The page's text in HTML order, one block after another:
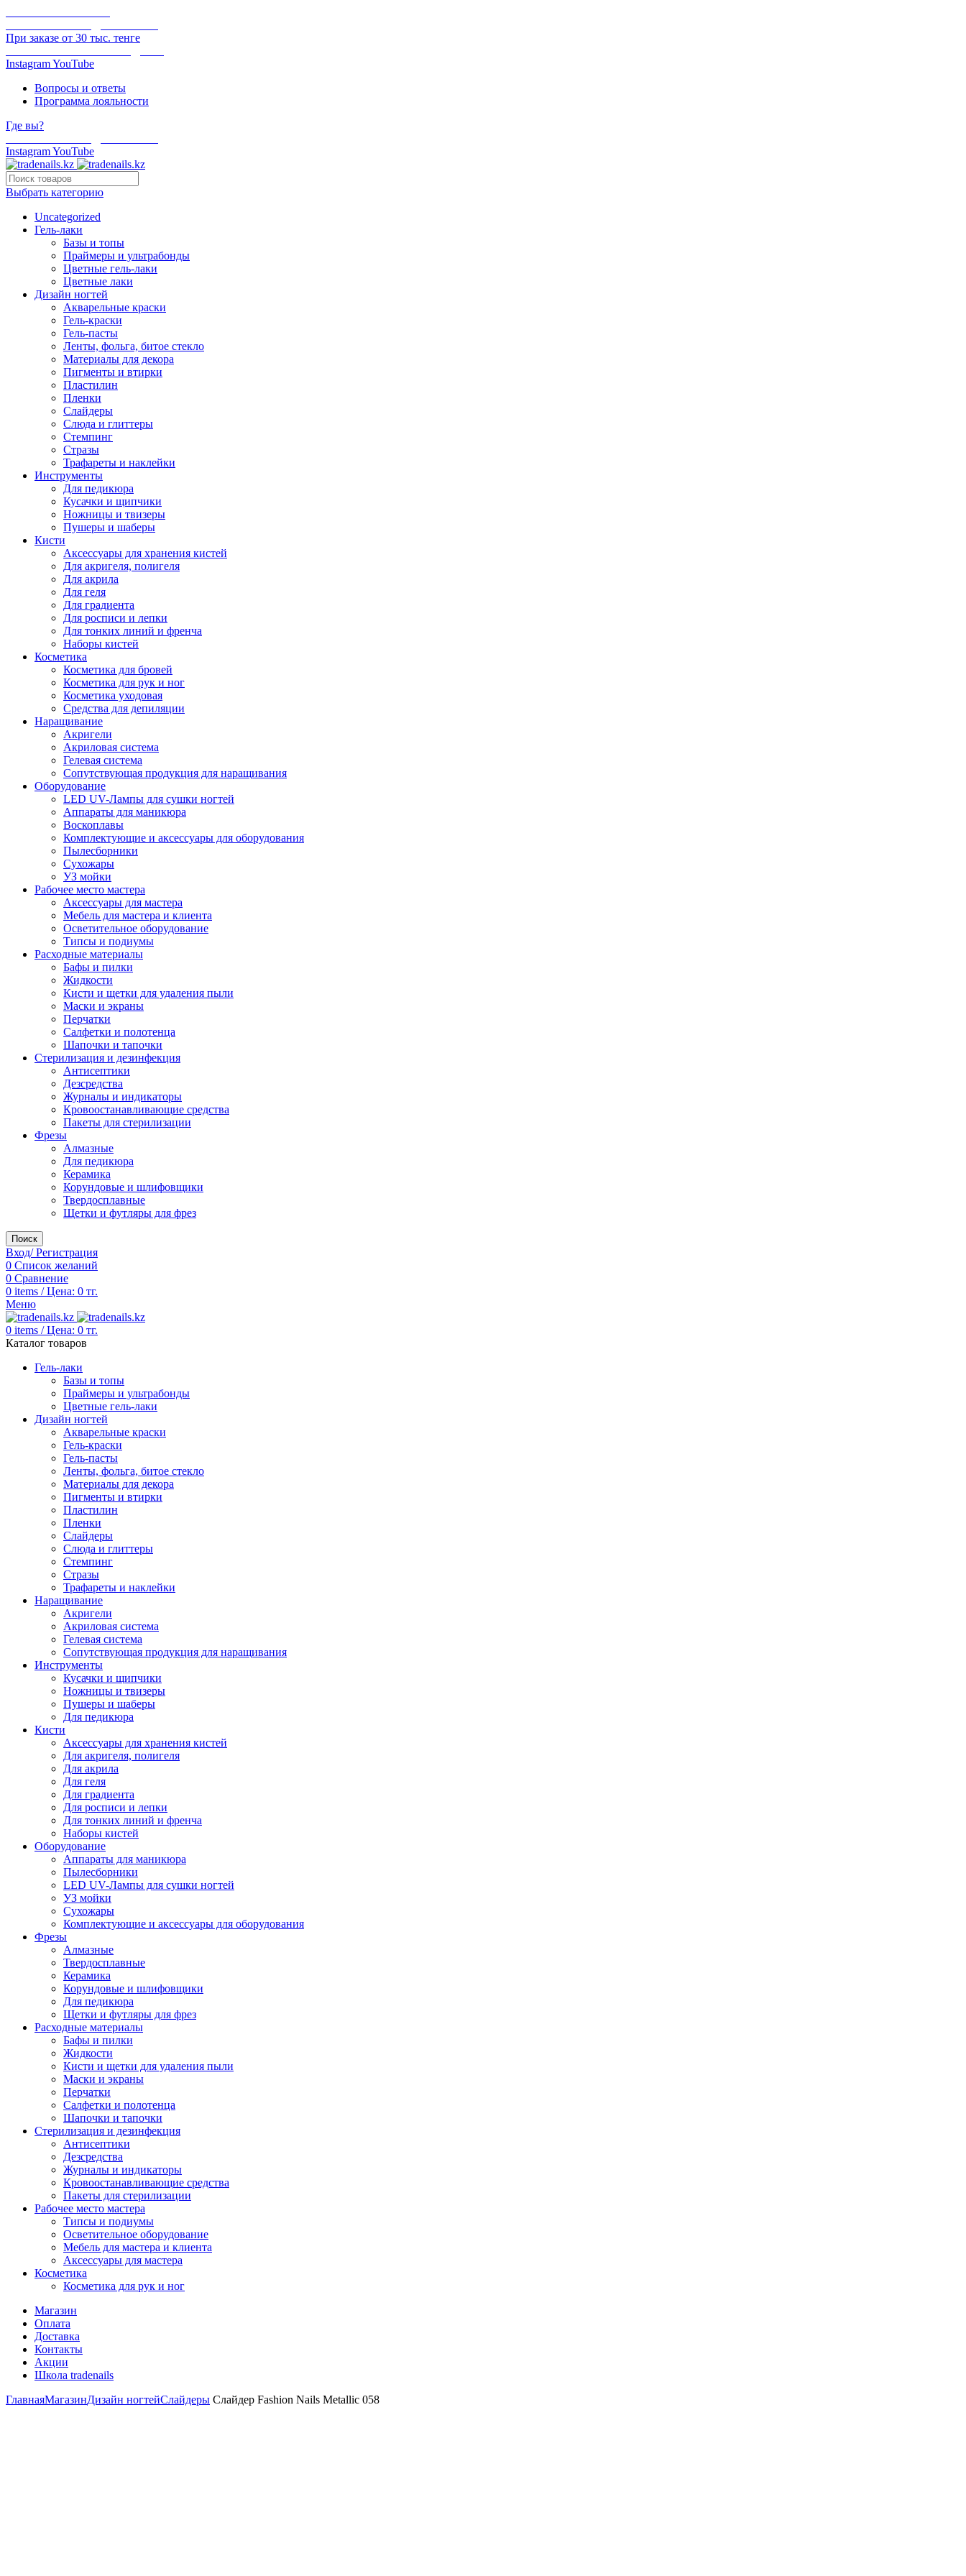
При заказе от 30 тыс. тенге
InstagramYouTube
Вопросы и ответы
Программа лояльности
Где вы?
InstagramYouTube
Выбрать категорию
Uncategorized
Гель-лаки
Базы и топы
Праймеры и ультрабонды
Цветные гель-лаки
Цветные лаки
Дизайн ногтей
Акварельные краски
Гель-краски
Гель-пасты
Ленты, фольга, битое стекло
Материалы для декора
Пигменты и втирки
Пластилин
Пленки
Слайдеры
Слюда и глиттеры
Стемпинг
Стразы
Трафареты и наклейки
Инструменты
Для педикюра
Кусачки и щипчики
Ножницы и твизеры
Пушеры и шаберы
Кисти
Аксессуары для хранения кистей
Для акригеля, полигеля
Для акрила
Для геля
Для градиента
Для росписи и лепки
Для тонких линий и френча
Наборы кистей
Косметика
Косметика для бровей
Косметика для рук и ног
Косметика уходовая
Средства для депиляции
Наращивание
Акригели
Акриловая система
Гелевая система
Сопутствующая продукция для наращивания
Оборудование
LED UV-Лампы для сушки ногтей
Аппараты для маникюра
Воскоплавы
Комплектующие и аксессуары для оборудования
Пылесборники
Сухожары
УЗ мойки
Рабочее место мастера
Аксессуары для мастера
Мебель для мастера и клиента
Осветительное оборудование
Типсы и подиумы
Расходные материалы
Бафы и пилки
Жидкости
Кисти и щетки для удаления пыли
Маски и экраны
Перчатки
Салфетки и полотенца
Шапочки и тапочки
Стерилизация и дезинфекция
Антисептики
Дезсредства
Журналы и индикаторы
Кровоостанавливающие средства
Пакеты для стерилизации
Фрезы
Алмазные
Для педикюра
Керамика
Корундовые и шлифовщики
Твердосплавные
Щетки и футляры для фрез
Поиск
Вход/ Регистрация
0 Список желаний
0 Сравнение
0 items / Цена: 0 тг.
Меню
0 items / Цена: 0 тг.
Каталог товаров
Гель-лаки
Базы и топы
Праймеры и ультрабонды
Цветные гель-лаки
Дизайн ногтей
Акварельные краски
Гель-краски
Гель-пасты
Ленты, фольга, битое стекло
Материалы для декора
Пигменты и втирки
Пластилин
Пленки
Слайдеры
Слюда и глиттеры
Стемпинг
Стразы
Трафареты и наклейки
Наращивание
Акригели
Акриловая система
Гелевая система
Сопутствующая продукция для наращивания
Инструменты
Кусачки и щипчики
Ножницы и твизеры
Пушеры и шаберы
Для педикюра
Кисти
Аксессуары для хранения кистей
Для акригеля, полигеля
Для акрила
Для геля
Для градиента
Для росписи и лепки
Для тонких линий и френча
Наборы кистей
Оборудование
Аппараты для маникюра
Пылесборники
LED UV-Лампы для сушки ногтей
УЗ мойки
Сухожары
Комплектующие и аксессуары для оборудования
Фрезы
Алмазные
Твердосплавные
Керамика
Корундовые и шлифовщики
Для педикюра
Щетки и футляры для фрез
Расходные материалы
Бафы и пилки
Жидкости
Кисти и щетки для удаления пыли
Маски и экраны
Перчатки
Салфетки и полотенца
Шапочки и тапочки
Стерилизация и дезинфекция
Антисептики
Дезсредства
Журналы и индикаторы
Кровоостанавливающие средства
Пакеты для стерилизации
Рабочее место мастера
Типсы и подиумы
Осветительное оборудование
Мебель для мастера и клиента
Аксессуары для мастера
Косметика
Косметика для рук и ног
Магазин
Оплата
Доставка
Контакты
Акции
Школа tradenails
ГлавнаяМагазинДизайн ногтейСлайдеры Слайдер Fashion Nails Metallic 058